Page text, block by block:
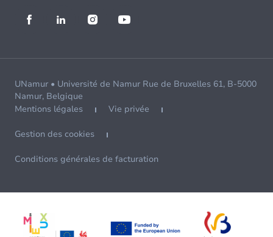
UNamur • Université de Namur Rue de Bruxelles 61, B-5000
Namur, Belgique
Mentions légales
Vie privée
Gestion des cookies
Conditions générales de facturation